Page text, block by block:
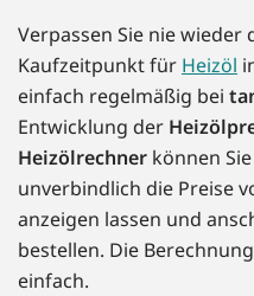
Verpassen Sie nie wieder
Kaufzeitpunkt für Heizöl
einfach regelmäßig bei
Entwicklung der
Heizölrechner können
unverbindlich die Preise
anzeigen lassen und
bestellen. Die
einfach.